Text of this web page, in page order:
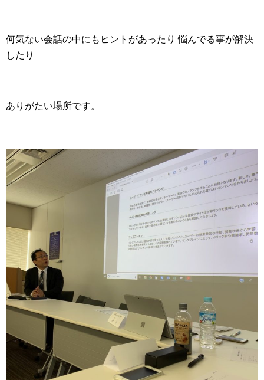
何気ない会話の中にもヒントがあったり 悩んでる事が解決
したり
ありがたい場所です。